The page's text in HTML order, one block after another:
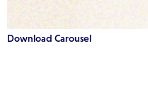
Download Carousel